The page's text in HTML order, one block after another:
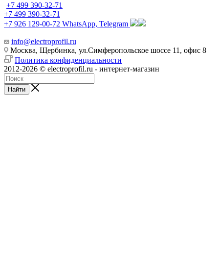
+7 499 390-32-71
+7 499 390-32-71
+7 926 129-00-72 WhatsApp, Telegram
info@electroprofil.ru
Москва, Щербинка, ул.Симферопольское шоссе 11, офис 8
Политика конфиденциальности
2012-2026 © electroprofil.ru - интернет-магазин
Найти